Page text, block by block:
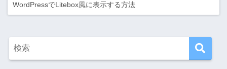
WordPressでLitebox風に表示する方法